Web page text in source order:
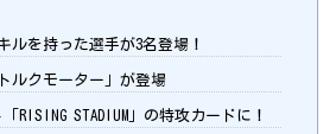
ルを持った選手が3名登場！
ルクモーター」が登場
RISING STADIUM」の特攻カードに！